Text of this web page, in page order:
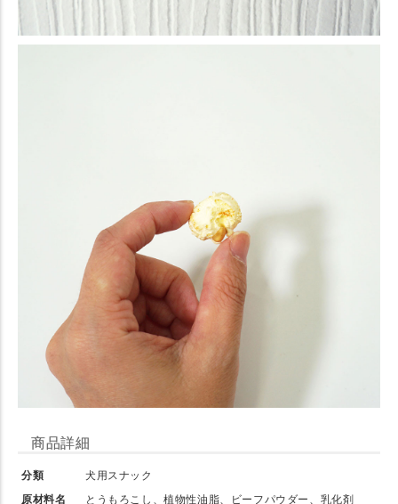
商品詳細
分類
犬用スナック
原材料名
とうもろこし、植物性油脂、ビーフパウダー、乳化剤